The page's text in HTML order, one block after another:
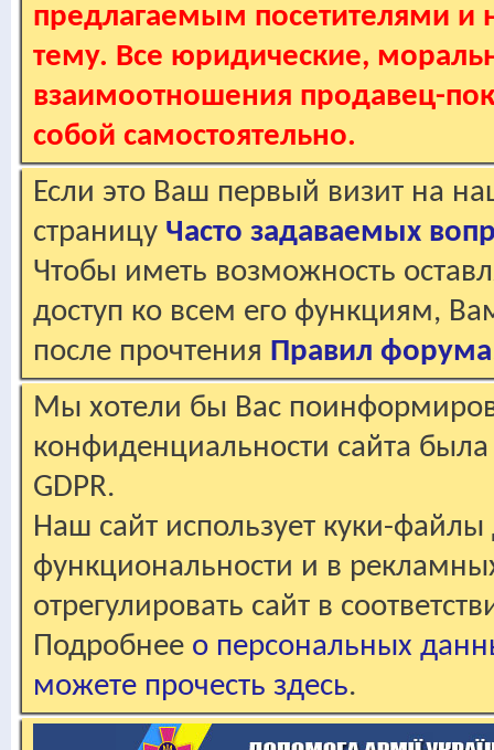
предлагаемым посетителями и
тему. Все юридические,
взаимоотношения продавец-
собой самостоятельно.
Если это Ваш первый визит на
страницу Часто задаваемых
Чтобы иметь возможность
доступ ко всем его функциям,
после прочтения Правил форума
Мы хотели бы Вас
конфиденциальности сайта
GDPR.
Наш сайт использует куки-файлы
функциональности и в
отрегулировать сайт в
Подробнее о персональных
можете прочесть здесь.